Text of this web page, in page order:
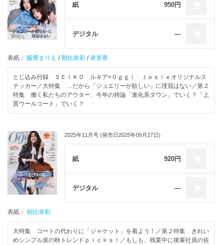
紙 950円
デジタル ―
表紙： 飯豊まりえ / 朝比奈彩 / 泉里香
とじ込み付録 ＳＥＩＫＯ ルキア×Ｏｇｇｉ Ｊｏｓｉｅオリジナルス
テッカー／大特集 …だから「ジュエリーが欲しい」に理屈はない／第２
特集 働く私たちのアウター、今年の持論「進化系ダウン」でいく？「上
質ウールコート」でいく？
2025年11月号 (発売日2025年09月27日)
紙 920円
デジタル ―
表紙： 朝比奈彩
大特集 コートの代わりに「ジャケット」を着よう！／第２特集 きれい
めシンプル派の秋トレンドｐｉｃｋｓ！／もしも、残業中に後輩社員の佐